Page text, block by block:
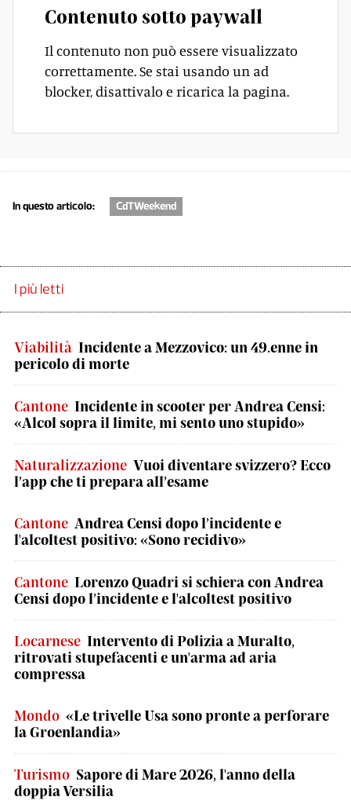
Contenuto sotto paywall
Il contenuto non può essere visualizzato
correttamente. Se stai usando un ad
blocker, disattivalo e ricarica la pagina.
In questo articolo: CdTWeekend
I più letti
Viabilità Incidente a Mezzovico: un 49.enne in
pericolo di morte
Cantone Incidente in scooter per Andrea Censi:
«Alcol sopra il limite, mi sento uno stupido»
Naturalizzazione Vuoi diventare svizzero? Ecco
l’app che ti prepara all’esame
Cantone Andrea Censi dopo l’incidente e
l'alcoltest positivo: «Sono recidivo»
Cantone Lorenzo Quadri si schiera con Andrea
Censi dopo l’incidente e l'alcoltest positivo
Locarnese Intervento di Polizia a Muralto,
ritrovati stupefacenti e un'arma ad aria
compressa
Mondo «Le trivelle Usa sono pronte a perforare
la Groenlandia»
Turismo Sapore di Mare 2026, l'anno della
doppia Versilia